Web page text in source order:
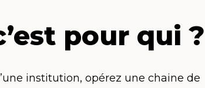
pour qui ?
institution, opérez une chaine de